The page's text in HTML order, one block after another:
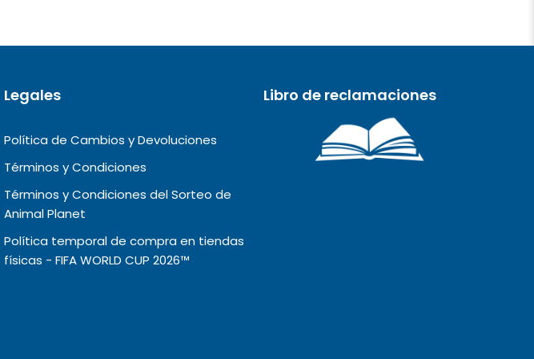
Legales
Política de Cambios y Devoluciones
Términos y Condiciones
Términos y Condiciones del Sorteo de
Animal Planet
Política temporal de compra en tiendas
físicas - FIFA WORLD CUP 2026™️
Libro de reclamaciones